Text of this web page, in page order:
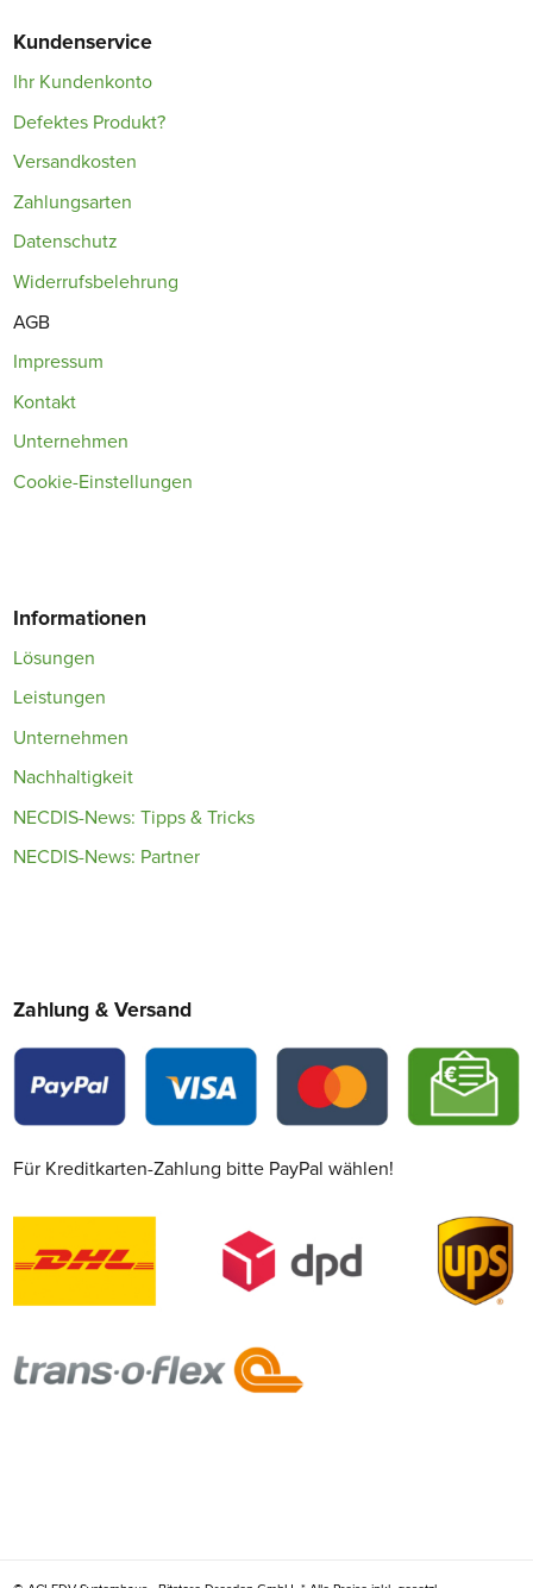
Kundenservice
Ihr Kundenkonto
Defektes Produkt?
Versandkosten
Zahlungsarten
Datenschutz
Widerrufsbelehrung
AGB
Impressum
Kontakt
Unternehmen
Cookie-Einstellungen
Informationen
Lösungen
Leistungen
Unternehmen
Nachhaltigkeit
NECDIS-News: Tipps & Tricks
NECDIS-News: Partner
Zahlung & Versand
Für Kreditkarten-Zahlung bitte PayPal wählen!